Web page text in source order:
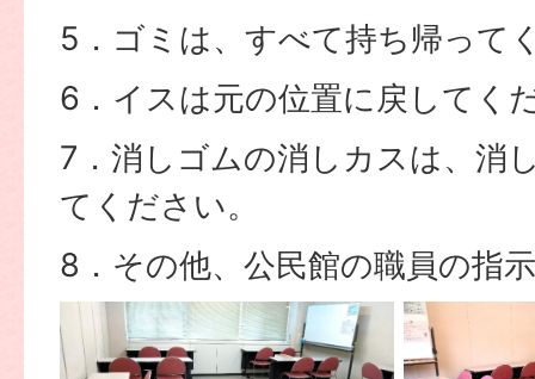
5．ゴミは、すべて持ち帰って
6．イスは元の位置に戻してく
7．消しゴムの消しカスは、消
てください。
8．その他、公民館の職員の指